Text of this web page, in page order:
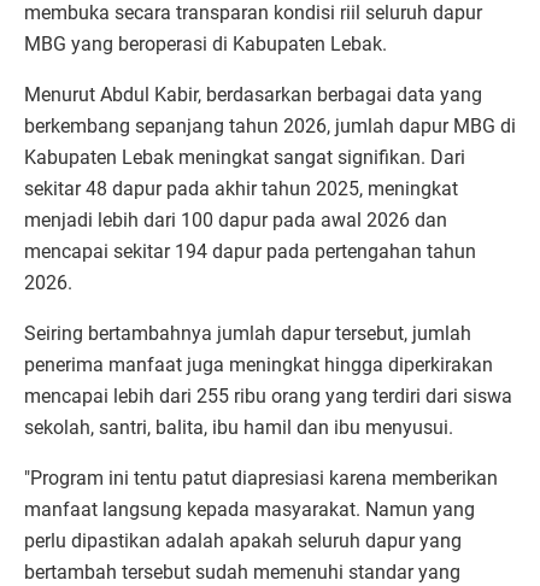
membuka secara transparan kondisi riil seluruh dapur
MBG yang beroperasi di Kabupaten Lebak.
Menurut Abdul Kabir, berdasarkan berbagai data yang
berkembang sepanjang tahun 2026, jumlah dapur MBG di
Kabupaten Lebak meningkat sangat signifikan. Dari
sekitar 48 dapur pada akhir tahun 2025, meningkat
menjadi lebih dari 100 dapur pada awal 2026 dan
mencapai sekitar 194 dapur pada pertengahan tahun
2026.
Seiring bertambahnya jumlah dapur tersebut, jumlah
penerima manfaat juga meningkat hingga diperkirakan
mencapai lebih dari 255 ribu orang yang terdiri dari siswa
sekolah, santri, balita, ibu hamil dan ibu menyusui.
"Program ini tentu patut diapresiasi karena memberikan
manfaat langsung kepada masyarakat. Namun yang
perlu dipastikan adalah apakah seluruh dapur yang
bertambah tersebut sudah memenuhi standar yang